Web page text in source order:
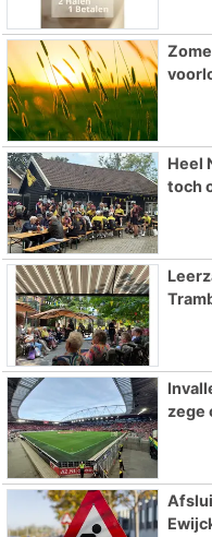
Heel
toch
zege